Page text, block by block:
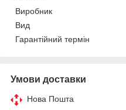
Виробник
Вид
Гарантійний термін
Умови доставки
Нова Пошта